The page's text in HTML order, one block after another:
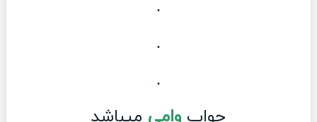
.
.
.
جواب وامی میباشد